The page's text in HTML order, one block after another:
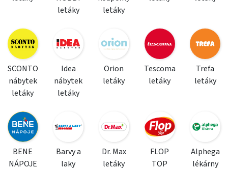
letáky
letáky
SCONTO
nábytek
letáky
Idea
nábytek
letáky
Orion
letáky
Tescoma
letáky
Trefa
letáky
BENE
NÁPOJE
Barvy a
laky
Dr. Max
letáky
FLOP
TOP
Alphega
lékárny